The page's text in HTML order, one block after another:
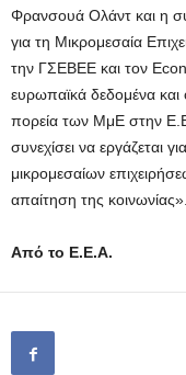
Φρανσουά Ολάντ και η
για τη Μικρομεσαία
την ΓΣΕΒΕΕ και τον
ευρωπαϊκά δεδομένα και
πορεία των ΜμΕ στην
συνεχίσει να εργάζεται
μικρομεσαίων
απαίτηση της κοινωνίας».
Από το Ε.Ε.Α.